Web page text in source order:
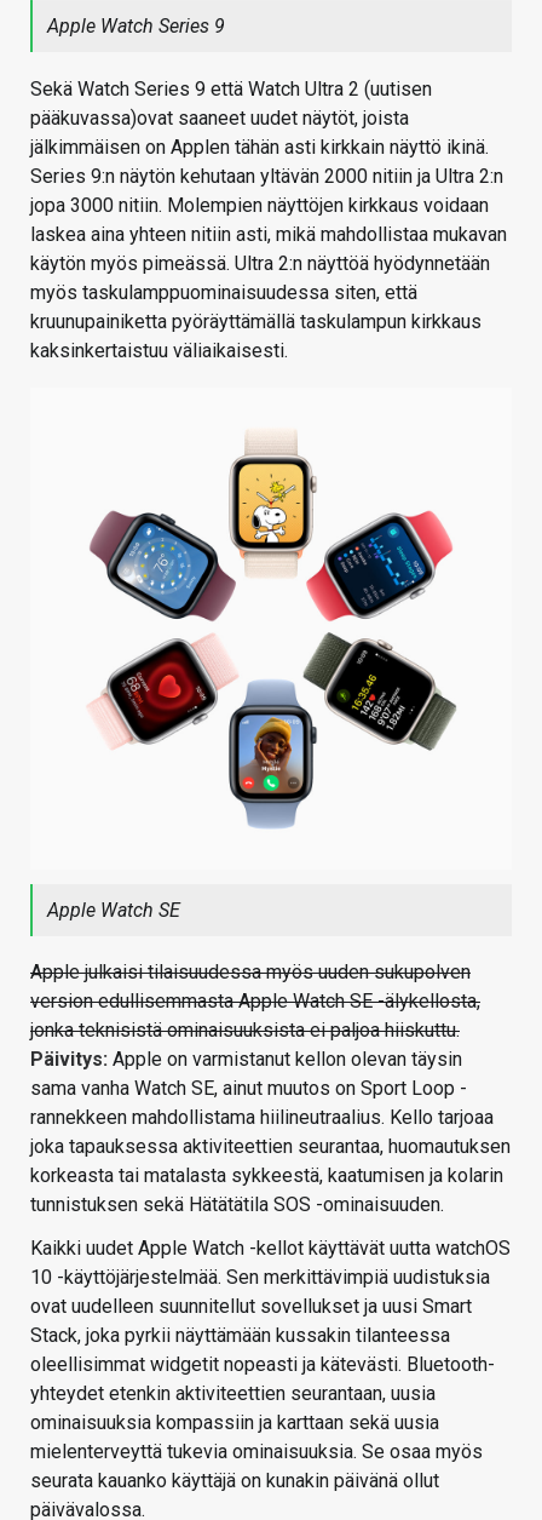
Apple Watch Series 9
Sekä Watch Series 9 että Watch Ultra 2 (uutisen
pääkuvassa)ovat saaneet uudet näytöt, joista
jälkimmäisen on Applen tähän asti kirkkain näyttö ikinä.
Series 9:n näytön kehutaan yltävän 2000 nitiin ja Ultra 2:n
jopa 3000 nitiin. Molempien näyttöjen kirkkaus voidaan
laskea aina yhteen nitiin asti, mikä mahdollistaa mukavan
käytön myös pimeässä. Ultra 2:n näyttöä hyödynnetään
myös taskulamppuominaisuudessa siten, että
kruunupainiketta pyöräyttämällä taskulampun kirkkaus
kaksinkertaistuu väliaikaisesti.
Apple Watch SE
Apple julkaisi tilaisuudessa myös uuden sukupolven
version edullisemmasta Apple Watch SE -älykellosta,
jonka teknisistä ominaisuuksista ei paljoa hiiskuttu.
Päivitys: Apple on varmistanut kellon olevan täysin
sama vanha Watch SE, ainut muutos on Sport Loop -
rannekkeen mahdollistama hiilineutraalius. Kello tarjoaa
joka tapauksessa aktiviteettien seurantaa, huomautuksen
korkeasta tai matalasta sykkeestä, kaatumisen ja kolarin
tunnistuksen sekä Hätätätila SOS -ominaisuuden.
Kaikki uudet Apple Watch -kellot käyttävät uutta watchOS
10 -käyttöjärjestelmää. Sen merkittävimpiä uudistuksia
ovat uudelleen suunnitellut sovellukset ja uusi Smart
Stack, joka pyrkii näyttämään kussakin tilanteessa
oleellisimmat widgetit nopeasti ja kätevästi. Bluetooth-
yhteydet etenkin aktiviteettien seurantaan, uusia
ominaisuuksia kompassiin ja karttaan sekä uusia
mielenterveyttä tukevia ominaisuuksia. Se osaa myös
seurata kauanko käyttäjä on kunakin päivänä ollut
päivävalossa.